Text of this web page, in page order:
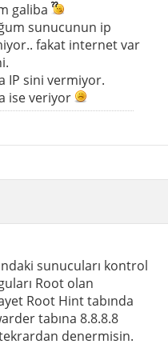
galiba
sunucunun ip
fakat internet var
IP sini vermiyor.
ise veriyor
sunucuları kontrol
Root olan
Root Hint tabında
tabına 8.8.8.8
denermisin.